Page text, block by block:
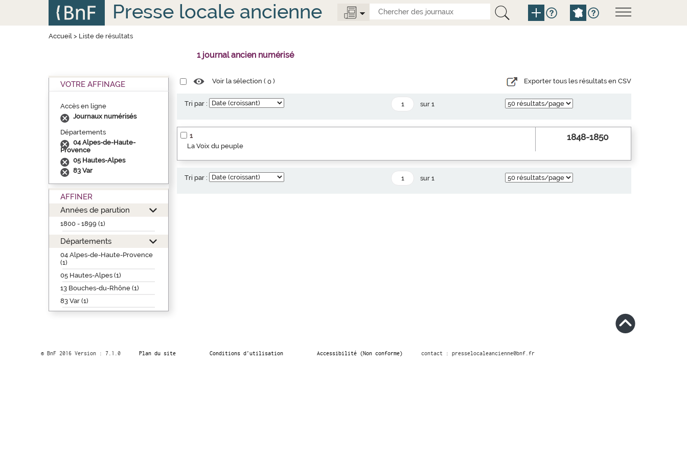
Presse locale ancienne
Accueil> Liste de résultats
1 journal ancien numérisé
VOTRE AFFINAGE
Accès en ligne
Journaux numérisés
Départements
04 Alpes-de-Haute-
Provence
05 Hautes-Alpes
83 Var
AFFINER
Années de parution
1800 - 1899 (1)
Départements
04 Alpes-de-Haute-Provence
(1)
05 Hautes-Alpes (1)
13 Bouches-du-Rhône (1)
83 Var (1)
Voir la sélection (0 ) Exporter tous les résultats en CSV
Tri par : sur 1
1
La Voix du peuple
1848-1850
Tri par : sur 1
© BnF 2016 Version : 7.1.0 Plan du site Conditions d’utilisation Accessibilité (Non conforme) contact : presselocaleancienne@bnf.fr
Panneau de gestion des cookies